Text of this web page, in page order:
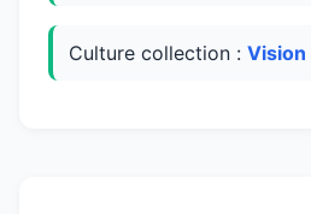
Culture collection : Vision